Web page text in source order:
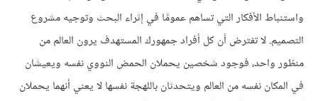
واستنباط الأفكار التي تساهم عمومًا في إثراء البحث وتوجيه مشروع
التصميم. لا تفترض أن كل أفراد جمهورك المستهدف يرون العالم من
منظور واحد، فوجود شخصين يحملان الحمض النووي نفسه ويعيشان
في المكان نفسه من العالم ويتحدثان باللهجة نفسها لا يعني أنهما يحملان